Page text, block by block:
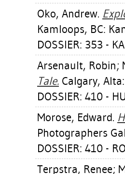
Oko, Andrew.
Kamloops, BC:
DOSSIER: 353 -
Arsenault, Robin;
Tale. Calgary,
DOSSIER: 410 -
Morose, Edward.
Photographers
DOSSIER: 410 -
Terpstra, Renee;